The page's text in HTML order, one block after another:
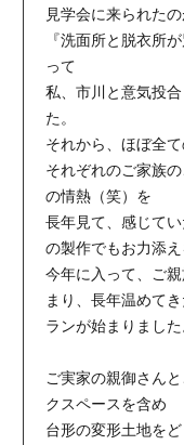
見学会に来られたの
『洗面所と脱衣所
って
私、市川と意気投
た。
それから、ほぼ全
それぞれのご家族
の情熱（笑）を
長年見て、感じて
の製作でもお力添え
今年に入って、ご
まり、長年温めて
ランが始まりました
ご実家の親御さん
クスペースを含め
台形の変形土地を